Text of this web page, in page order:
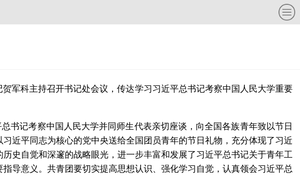
军科主持召开书记处会议，传达学习习近平总书记考察中国人民大学重要
书记考察中国人民大学并同师生代表亲切座谈，向全国各族青年致以节日
近平同志为核心的党中央送给全国团员青年的节日礼物，充分体现了习近
史自觉和深邃的战略眼光，进一步丰富和发展了习近平总书记关于青年工
导意义。共青团要切实提高思想认识、强化学习自觉，认真领会习近平总